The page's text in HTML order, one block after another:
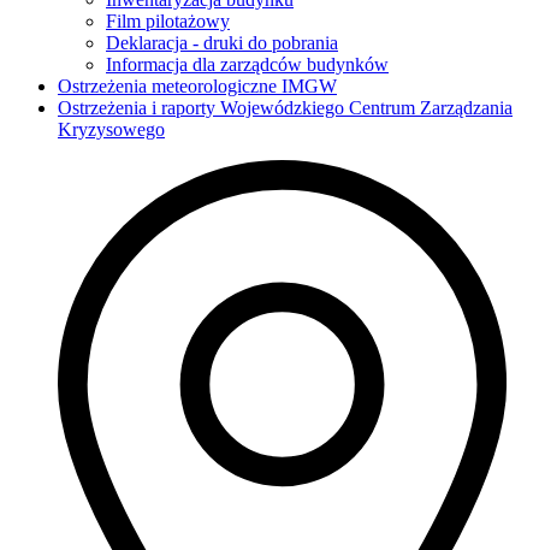
Film pilotażowy
Deklaracja - druki do pobrania
Informacja dla zarządców budynków
Ostrzeżenia meteorologiczne IMGW
Ostrzeżenia i raporty Wojewódzkiego Centrum Zarządzania
Kryzysowego